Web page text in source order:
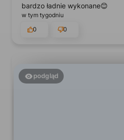
bardzo ładnie wykonane😊
w tym tygodniu
0
0
podgląd